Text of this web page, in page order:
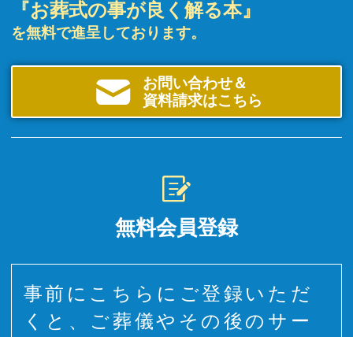
『お葬式の事が良く解る本』
を無料で進呈しております。
お問い合わせ＆
資料請求はこちら
無料会員登録
事前にこちらにご登録いただ
くと、ご葬儀やその後のサー